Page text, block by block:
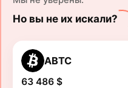
Но вы не их искали?
ABTC
63 486 $